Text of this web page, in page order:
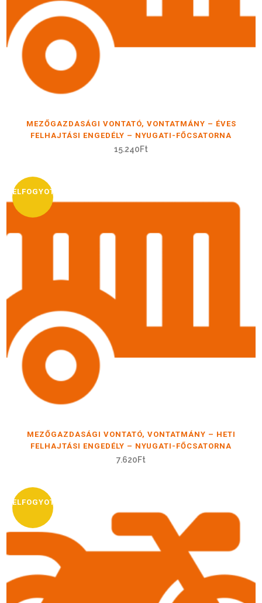
MEZŐGAZDASÁGI VONTATÓ, VONTATMÁNY – ÉVES
FELHAJTÁSI ENGEDÉLY – NYUGATI-FŐCSATORNA
15.240Ft
ELFOGYOTT
MEZŐGAZDASÁGI VONTATÓ, VONTATMÁNY – HETI
FELHAJTÁSI ENGEDÉLY – NYUGATI-FŐCSATORNA
7.620Ft
ELFOGYOTT